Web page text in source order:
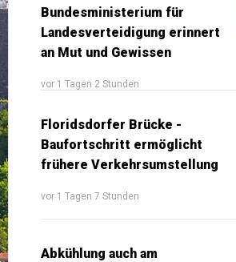
Bundesministerium für
Landesverteidigung erinnert
an Mut und Gewissen
vor 1 Tagen 2 Stunden
Floridsdorfer Brücke -
Baufortschritt ermöglicht
frühere Verkehrsumstellung
vor 1 Tagen 7 Stunden
Abkühlung auch am